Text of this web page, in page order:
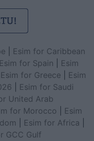
Esim for Caribbean
Esim for Spain
Esim
Esim for Greece
Esim
Esim for Saudi
United Arab
for Morocco
Esim
Esim for Africa
GCC Gulf